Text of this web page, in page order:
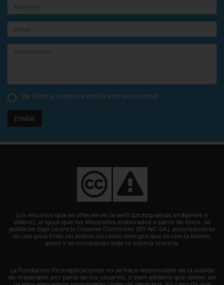
He leído y acepto la política de privacidad
Enviar
Los recursos que se ofrecen en la web (pictogramas,imágenes o
vídeos), al igual que los Materiales elaborados a partir de éstos, se
publican bajo Licencia Creative Commons (BY-NC-SA), autorizándose
su uso para fines sin ánimo lucrativo siempre que se cite la fuente,
autor y se compartan bajo la misma licencia.
La Fundación Pictoaplicaciones no se hace responsable de la subida
de materiales por parte de los usuarios, si bien advierte que deben ser